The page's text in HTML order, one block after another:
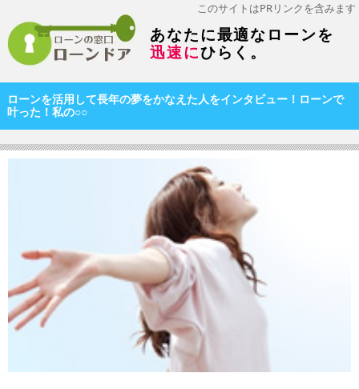
あなたに最適なローンを
迅速にひらく。
このサイトはPRリンクを含みます
ローンを活用して長年の夢をかなえた人をインタビュー！ローンで
叶った！私の○○